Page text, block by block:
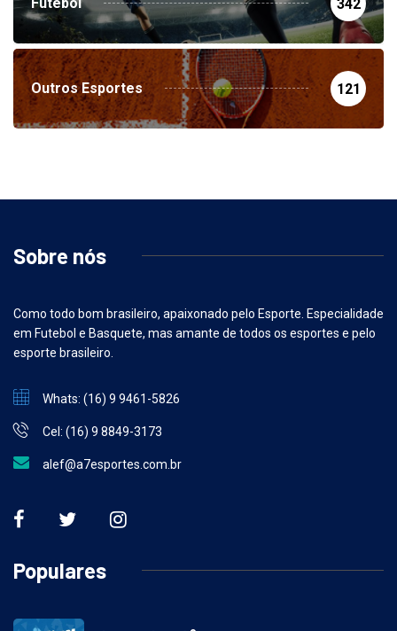
Futebol 342
Outros Esportes 121
Sobre nós
Como todo bom brasileiro, apaixonado pelo Esporte. Especialidade
em Futebol e Basquete, mas amante de todos os esportes e pelo
esporte brasileiro.
Whats: (16) 9 9461-5826
Cel: (16) 9 8849-3173
alef@a7esportes.com.br
Populares